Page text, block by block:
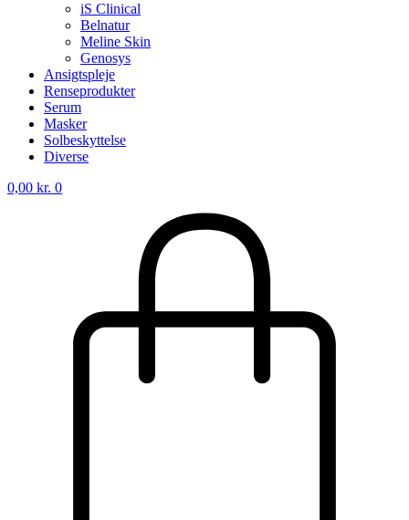
iS Clinical
Belnatur
Meline Skin
Genosys
Ansigtspleje
Renseprodukter
Serum
Masker
Solbeskyttelse
Diverse
0,00 kr. 0